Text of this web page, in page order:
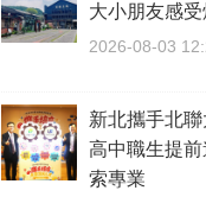
大小朋友感
2026-08-03
新北攜手北
高中職生提
索專業